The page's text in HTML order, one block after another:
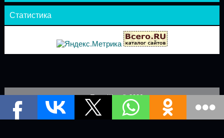
Статистика
Теле-Шоу © 2026